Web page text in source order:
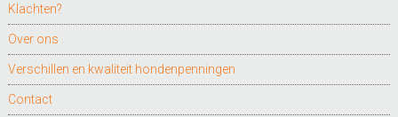
Klachten?
Over ons
Verschillen en kwaliteit hondenpenningen
Contact